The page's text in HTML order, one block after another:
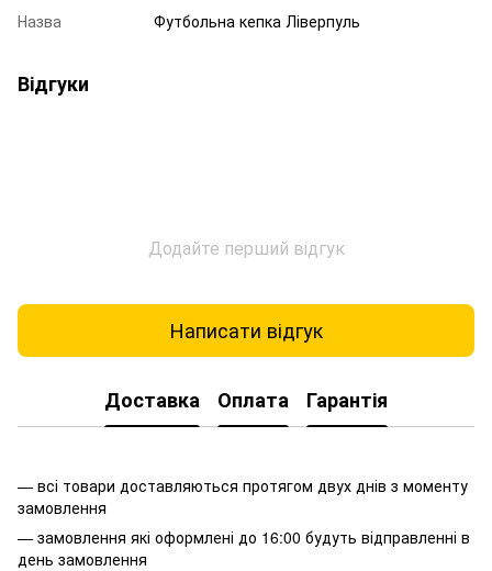
Назва Футбольна кепка Ліверпуль
Відгуки
Додайте перший відгук
Написати відгук
Доставка Оплата Гарантія
— всі товари доставляються протягом двух днів з моменту
замовлення
— замовлення які оформлені до 16:00 будуть відправленні в
день замовлення